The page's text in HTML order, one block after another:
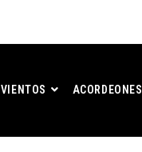
VIENTOS ACORDEONES